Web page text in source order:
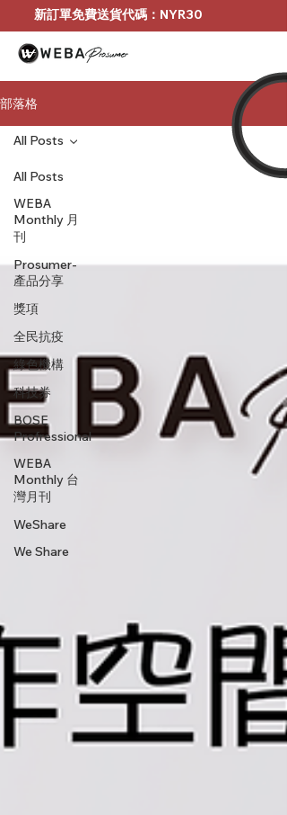
新訂單免費送貨代碼：NYR30
部落格
All Posts
WEBA
Monthly 月
刊
Prosumer-
產品分享
獎項
全民抗疫
綠色機構
科技券
BOSE
Profressional
WEBA
Monthly 台
灣月刊
WeShare
We Share
All Posts